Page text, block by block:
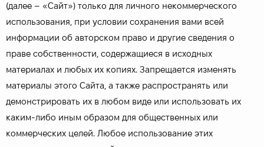
(далее – «Сайт») только для личного некоммерческого
использования, при условии сохранения вами всей
информации об авторском право и другие сведения о
праве собственности, содержащиеся в исходных
материалах и любых их копиях. Запрещается изменять
материалы этого Сайта, а также распространять или
демонстрировать их в любом виде или использовать их
каким-либо иным образом для общественных или
коммерческих целей. Любое использование этих